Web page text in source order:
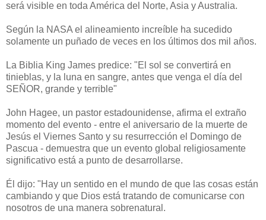
será visible en toda América del Norte, Asia yAustralia.
Según la NASA el alineamiento increíble ha sucedido
solamente un puñado de veces en los últimos dos mil años.
La Biblia King James predice: "El sol se convertirá en
tinieblas, y la luna en sangre, antes que venga el día del
SEÑOR, grande y terrible"
John Hagee, un pastor estadounidense, afirma el extraño
momento del evento - entre el aniversario de la muerte de
Jesús el Viernes Santo y su resurrección el Domingo de
Pascua - demuestra que un evento global religiosamente
significativo está a punto de desarrollarse.
Él dijo: "Hay un sentido en el mundo de que las cosas están
cambiando y que Dios está tratando de comunicarse con
nosotros de una manera sobrenatural.